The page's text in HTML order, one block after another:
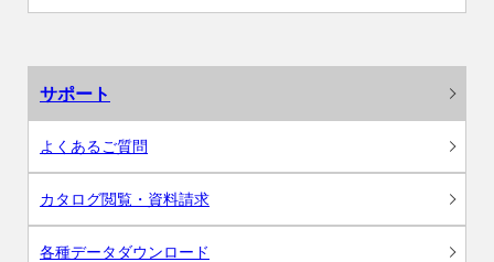
サポート
よくあるご質問
カタログ閲覧・資料請求
各種データダウンロード